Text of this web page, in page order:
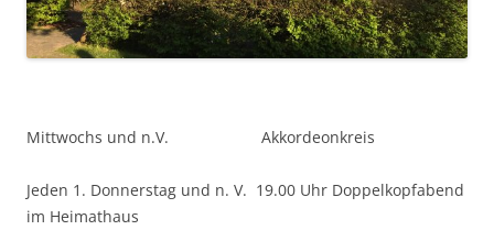
Mittwochs und n.V. Akkordeonkreis
Jeden 1. Donnerstag und n. V. 19.00 Uhr Doppelkopfabend
im Heimathaus